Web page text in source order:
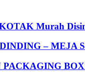
Murah
– MEJA
BOX